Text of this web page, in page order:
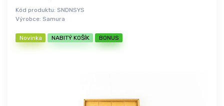
Kód produktu: SNDNSYS
Výrobce: Samura
Novinka NABITÝ KOŠÍK BONUS